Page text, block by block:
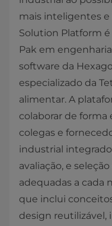
mais inteligentes e
Solution Platform é
Pak em
software da
especializado da
alimentar. A
colaborar de
colegas e
industrial
avaliação, e
adequadas a cada
que inclui
design reutilizável,